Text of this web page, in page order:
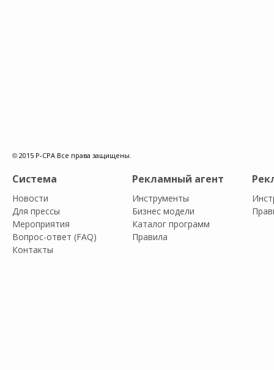
© 2015 P-CPA Все права защищены.
Рекламный агент
Инструменты
Бизнес модели
Каталог программ
Правила
Система
Новости
Для прессы
Мероприятия
Вопрос-ответ (FAQ)
Контакты